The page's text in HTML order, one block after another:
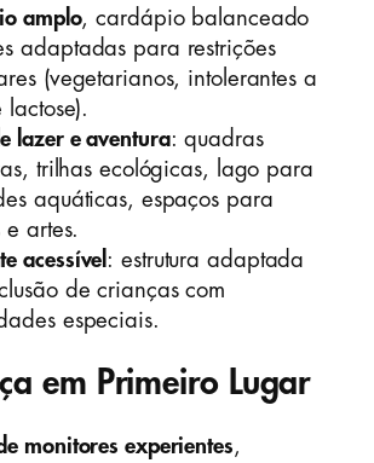
amplo, cardápio balanceado
adaptadas para restrições
(vegetarianos, intolerantes a
lazer e aventura: quadras
trilhas ecológicas, lago para
aquáticas, espaços para
artes.
acessível : estrutura adaptada
de crianças com
especiais.
em Primeiro Lugar
monitores experientes,